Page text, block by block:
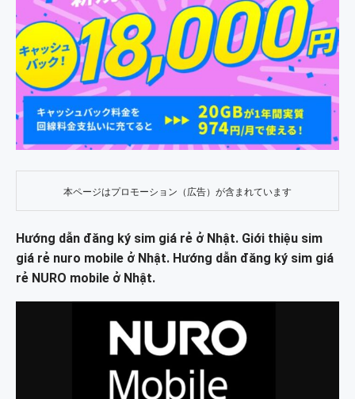
本ページはプロモーション（広告）が含まれています
Hướng dẫn đăng ký sim giá rẻ ở Nhật. Giới thiệu sim
giá rẻ nuro mobile ở Nhật. Hướng dẫn đăng ký sim giá
rẻ NURO mobile ở Nhật.